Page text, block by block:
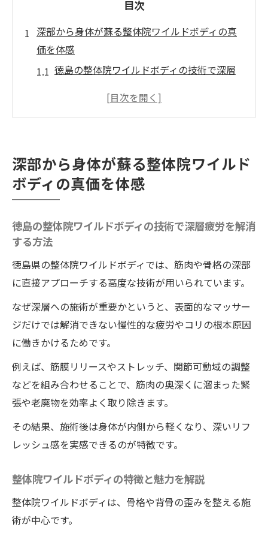
目次
深部から身体が蘇る整体院ワイルドボディの真
価を体感
徳島の整体院ワイルドボディの技術で深層
整体院ワイルドボディの特徴と魅力を解説
人気のワイルドボディの整体で感じる深い
癒しの秘密
整体院ワイルドボディで身体が蘇る体感を
得るポイント
される理由
徳島県で疲労回復なら整体院ワイルドボディが
選ばれる理由
整体院ワイルドボディの施術が徳島で疲労
回復に選ばれるワケ
徳島の整体院ワイルドボディがリラクゼー
ションに最適な理由
人気の整体院院ワイルドボディで得られる
整体院ワイルドボディと整骨院の違いと選
び方のコツ
口コミで評価される徳島の整体院ワイルド
徳島の整体院ワイルドボディが長期的健康
深部から身体が蘇る整体院ワイルド
ボディの真価を体感
徳島の整体院ワイルドボディの技術で深層疲労を解消
する方法
徳島県の整体院ワイルドボディでは、筋肉や骨格の深部
に直接アプローチする高度な技術が用いられています。
なぜ深層への施術が重要かというと、表面的なマッサー
ジだけでは解消できない慢性的な疲労やコリの根本原因
に働きかけるためです。
例えば、筋膜リリースやストレッチ、関節可動域の調整
などを組み合わせることで、筋肉の奥深くに溜まった緊
張や老廃物を効率よく取り除きます。
その結果、施術後は身体が内側から軽くなり、深いリフ
レッシュ感を実感できるのが特徴です。
整体院ワイルドボディの特徴と魅力を解説
整体院ワイルドボディは、骨格や背骨の歪みを整える施
術が中心です。